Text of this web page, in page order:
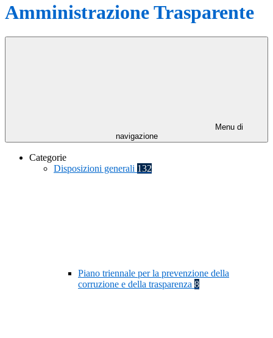
Amministrazione Trasparente
Menu di
navigazione
Categorie
Disposizioni generali 132
Piano triennale per la prevenzione della
corruzione e della trasparenza 8